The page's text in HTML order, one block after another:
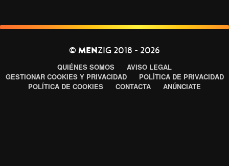
© MENZIG 2018 - 2026
QUIÉNES SOMOS
AVISO LEGAL
GESTIONAR COOKIES Y PRIVACIDAD
POLÍTICA DE PRIVACIDAD
POLÍTICA DE COOKIES
CONTACTA ANÚNCIATE